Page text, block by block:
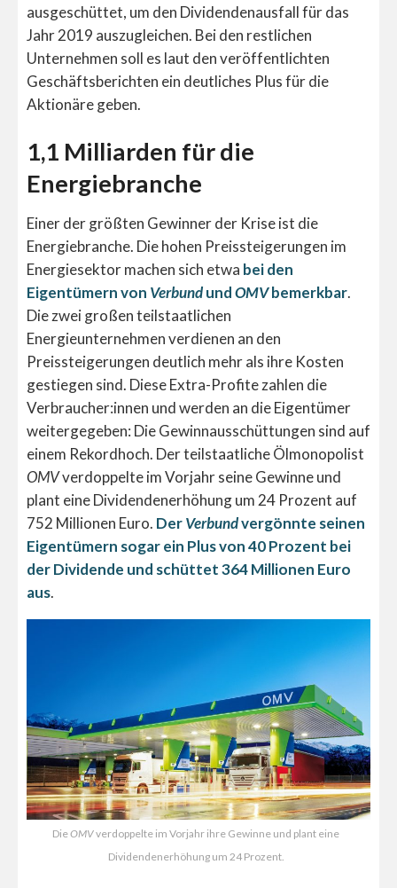
ausgeschüttet, um den Dividendenausfall für das
Jahr 2019 auszugleichen. Bei den restlichen
Unternehmen soll es laut den veröffentlichten
Geschäftsberichten ein deutliches Plus für die
Aktionäre geben.
1,1 Milliarden für die
Energiebranche
Einer der größten Gewinner der Krise ist die
Energiebranche. Die hohen Preissteigerungen im
Energiesektor machen sich etwa bei den
Eigentümern von VerbundundOMVbemerkbar.
Die zwei großen teilstaatlichen
Energieunternehmen verdienen an den
Preissteigerungen deutlich mehr als ihre Kosten
gestiegen sind. Diese Extra-Profite zahlen die
Verbraucher:innen und werden an die Eigentümer
weitergegeben: Die Gewinnausschüttungen sind auf
einem Rekordhoch. Der teilstaatliche Ölmonopolist
OMVverdoppelte im Vorjahr seine Gewinne und
plant eine Dividendenerhöhung um 24 Prozent auf
752 Millionen Euro. DerVerbundvergönnte seinen
Eigentümern sogar ein Plus von 40 Prozent bei
der Dividende und schüttet 364 Millionen Euro
aus.
DieOMVverdoppelte im Vorjahr ihre Gewinne und plant eine
Dividendenerhöhung um 24 Prozent.